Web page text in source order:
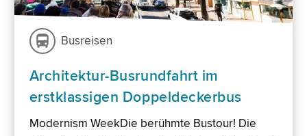
Busreisen
Architektur-Busrundfahrt im
erstklassigen Doppeldeckerbus
Modernism WeekDie berühmte Bustour! Die